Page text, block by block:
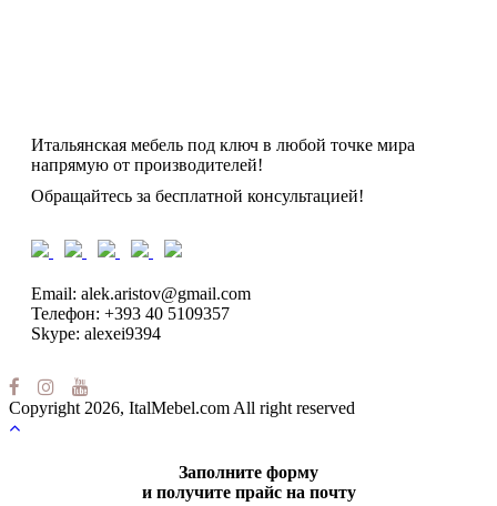
Итальянская мебель под ключ в любой точке мира
напрямую от производителей!
Обращайтесь за бесплатной консультацией!
Email: alek.aristov@gmail.com
Телефон: +393 40 5109357
Skype: alexei9394
Copyright 2026, ItalMebel.com All right reserved
Заполните форму
и получите прайс на почту